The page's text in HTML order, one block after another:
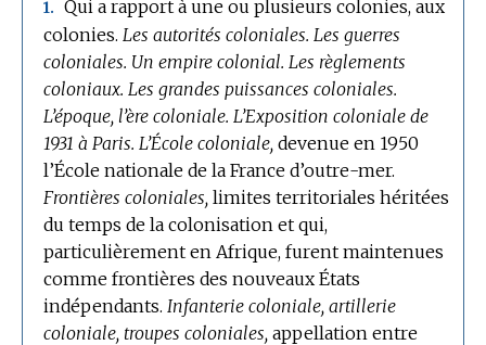
1. Qui a rapport à une ou plusieurs colonies, aux
colonies. Les autorités coloniales. Les guerres
coloniales. Un empire colonial. Les règlements
coloniaux. Les grandes puissances coloniales.
L’époque, l’ère coloniale. L’Exposition coloniale de
1931 à Paris. L’École coloniale, devenue en 1950
l’École nationale de la France d’outre-mer.
Frontières coloniales, limites territoriales héritées
du temps de la colonisation et qui,
particulièrement en Afrique, furent maintenues
comme frontières des nouveaux États
indépendants. Infanterie coloniale, artillerie
coloniale, troupes coloniales, appellation entre